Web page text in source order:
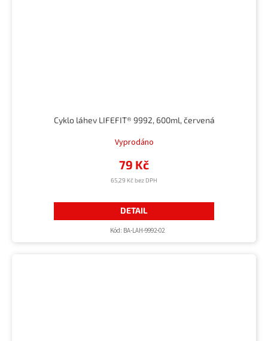
Cyklo láhev LIFEFIT® 9992, 600ml, červená
Vyprodáno
65,29 Kč bez DPH
79 Kč
DETAIL
Kód: BA-LAH-9992-02